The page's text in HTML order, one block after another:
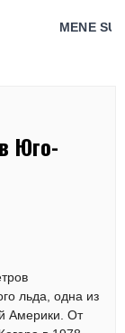
MENE
Юго-
льда, одна из
Америки. От